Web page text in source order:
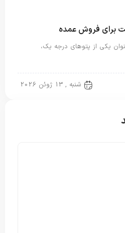
برای فروش عمده
یکی از پتوهای درجه یک،
شنبه , 13 ژوئن 2026